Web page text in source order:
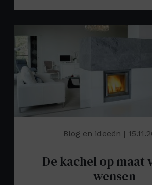
Blog en ideeën |
De kachel op maat
wensen